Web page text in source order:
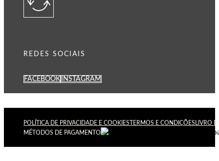
REDES SOCIAIS
FACEBOOK INSTAGRAM
POLÍTICA DE PRIVACIDADE E COOKIES TERMOS E CONDIÇÕES LIVRO
MÉTODOS DE PAGAMENTO